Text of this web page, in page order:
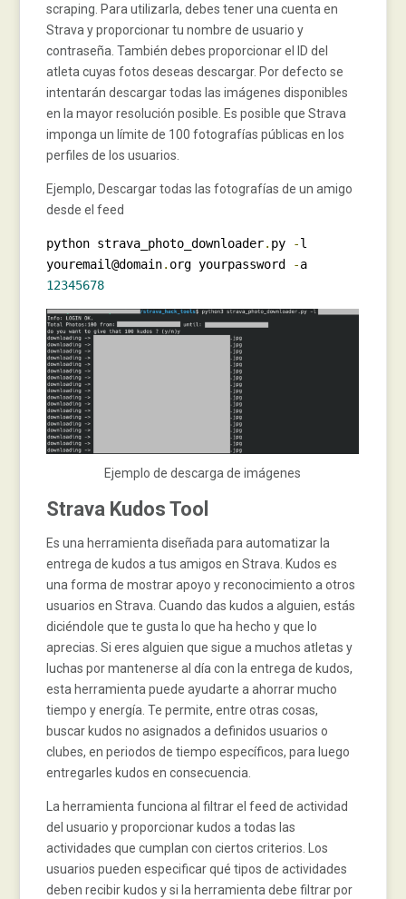
scraping. Para utilizarla, debes tener una cuenta en
Strava y proporcionar tu nombre de usuario y
contraseña. También debes proporcionar el ID del
atleta cuyas fotos deseas descargar. Por defecto se
intentarán descargar todas las imágenes disponibles
en la mayor resolución posible. Es posible que Strava
imponga un límite de 100 fotografías públicas en los
perfiles de los usuarios.
Ejemplo, Descargar todas las fotografías de un amigo
desde el feed
python strava_photo_downloader. py -l
youremail@domain. org yourpassword -
12345678
Ejemplo de descarga de imágenes
Strava Kudos Tool
Es una herramienta diseñada para automatizar la
entrega de kudos a tus amigos en Strava. Kudos es
una forma de mostrar apoyo y reconocimiento a otros
usuarios en Strava. Cuando das kudos a alguien, estás
diciéndole que te gusta lo que ha hecho y que lo
aprecias. Si eres alguien que sigue a muchos atletas y
luchas por mantenerse al día con la entrega de kudos,
esta herramienta puede ayudarte a ahorrar mucho
tiempo y energía. Te permite, entre otras cosas,
buscar kudos no asignados a definidos usuarios o
clubes, en periodos de tiempo específicos, para luego
entregarles kudos en consecuencia.
La herramienta funciona al filtrar el feed de actividad
del usuario y proporcionar kudos a todas las
actividades que cumplan con ciertos criterios. Los
usuarios pueden especificar qué tipos de actividades
deben recibir kudos y si la herramienta debe filtrar por